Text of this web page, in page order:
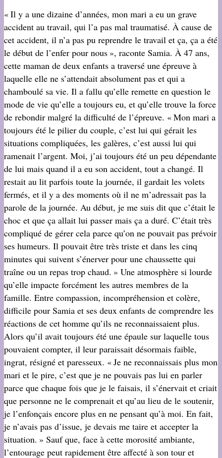
« Il y a une dizaine d’années, mon mari a eu un grave
accident au travail, qui l’a pas mal traumatisé. À cause de
cet accident, il n’a pas pu reprendre le travail et ça, ça a été
le début de l’enfer pour nous », raconte Samia. À 47 ans,
cette maman de deux enfants a traversé une épreuve à
laquelle elle ne s’attendait absolument pas et qui a
chamboulé sa vie. Il a fallu qu’elle remette en question le
mode de vie qu’elle a toujours eu, et qu’elle trouve la force
de rebondir malgré la difficulté de l’épreuve. « Mon mari a
toujours été le pilier du couple, c’est lui qui gérait les
situations compliquées, les galères, c’est aussi lui qui
ramenait l’argent. Moi, j’ai toujours été un peu dépendante
de lui mais quand il a eu son accident, tout a changé. Il
restait au lit parfois toute la journée, il gardait les volets
fermés, et il y a des moments où il ne m’adressait pas la
parole de la journée. Au début, je me suis dit que c’était le
choc et que ça allait lui passer mais ça a duré. C’était très
compliqué de gérer cela parce qu’on ne pouvait pas prévoir
ses humeurs. Il pouvait être très triste et dans les cinq
minutes qui suivent s’énerver pour une chaussette qui
traîne ou un repas trop chaud. » Une atmosphère si lourde
qu’elle impacte forcément les autres membres de la
famille. Entre compassion, incompréhension et colère,
difficile pour Samia et ses deux enfants de comprendre les
réactions de cet homme qu’ils ne reconnaissaient plus.
Alors qu’il avait toujours été une épaule sur laquelle tous
pouvaient compter, il leur paraissait désormais faible,
ingrat, résigné et paresseux. « Je ne reconnaissais plus mon
mari et le pire, c’est que je ne pouvais pas lui en parler
parce que chaque fois que je le faisais, il s’énervait et criait
que personne ne le comprenait et qu’au lieu de le soutenir,
je l’enfonçais encore plus en ne pensant qu’à moi. En fait,
je n’avais pas d’issue, je devais me taire et accepter la
situation. » Sauf que, face à cette morosité ambiante,
l’entourage peut rapidement être affecté à son tour et